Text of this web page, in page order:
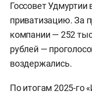
Госсовет
приватизацию. За
компании — 252
рублей —
воздержались.
По итогам 2025-го